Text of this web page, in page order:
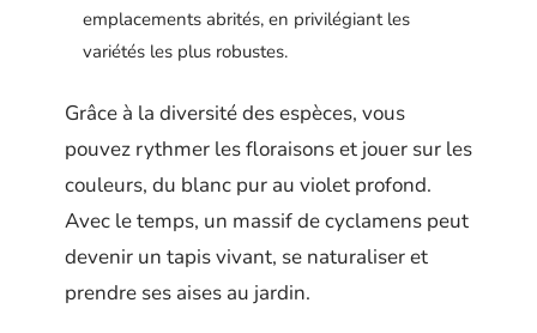
emplacements abrités, en privilégiant les
variétés les plus robustes.
Grâce à la diversité des espèces, vous
pouvez rythmer les floraisons et jouer sur les
couleurs, du blanc pur au violet profond.
Avec le temps, un massif de cyclamens peut
devenir un tapis vivant, se naturaliser et
prendre ses aises au jardin.